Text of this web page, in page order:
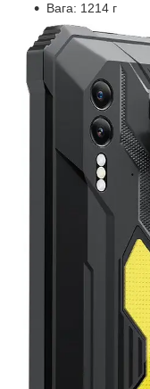
Вага: 1214 г